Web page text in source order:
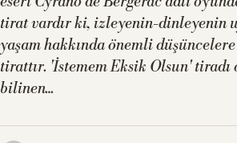
tirat vardır ki, izleyenin-dinleyenin
yaşam hakkında önemli
tirattır. 'İstemem Eksik Olsun' tiradı
bilinen…